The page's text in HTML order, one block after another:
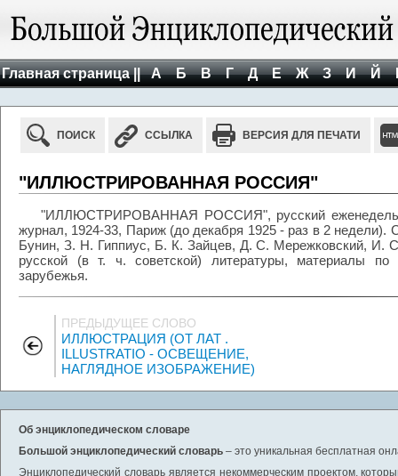
Главная страница || А Б В Г Д Е Ж З И Й
ПОИСК ССЫЛКА ВЕРСИЯ ДЛЯ ПЕЧАТИ
"ИЛЛЮСТРИРОВАННАЯ РОССИЯ"
"ИЛЛЮСТРИРОВАННАЯ РОССИЯ", русский
журнал, 1924-33, Париж (до декабря 1925 - раз в 2
Бунин, З. Н. Гиппиус, Б. К. Зайцев, Д. С. Мережковский, И.
русской (в т. ч. советской) литературы, материалы по
зарубежья.
ПРЕДЫДУЩЕЕ СЛОВО
ИЛЛЮСТРАЦИЯ (ОТ ЛАТ .
ILLUSTRATIO - ОСВЕЩЕНИЕ,
НАГЛЯДНОЕ ИЗОБРАЖЕНИЕ)
Об энциклопедическом словаре
Большой энциклопедический словарь – это уникальная бесплатная
Энциклопедический словарь является некоммерческим проектом,